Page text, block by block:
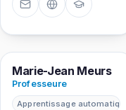
MM
Marie-Jean Meurs
Professeure
Apprentissage automatique